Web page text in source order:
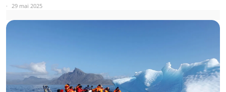
29 mai 2025